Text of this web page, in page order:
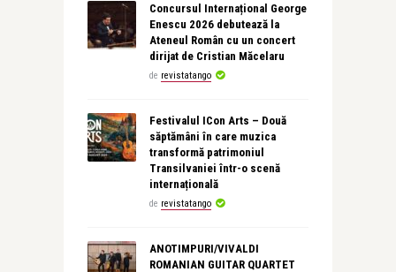
Concursul Internațional George
Enescu 2026 debutează la
Ateneul Român cu un concert
dirijat de Cristian Măcelaru
de revistatango
Festivalul ICon Arts – Două
săptămâni în care muzica
transformă patrimoniul
Transilvaniei într-o scenă
internațională
de revistatango
ANOTIMPURI/VIVALDI
ROMANIAN GUITAR QUARTET